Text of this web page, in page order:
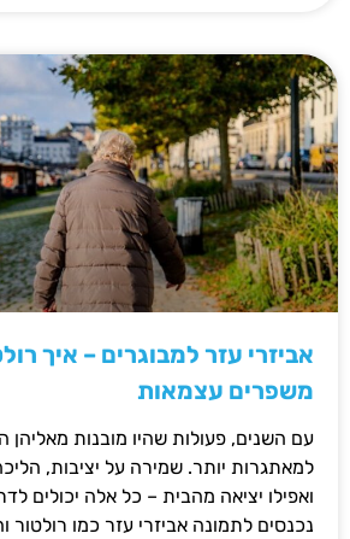
אביזרי עזר למבוגרים – איך
משפרים עצמאות
עם השנים, פעולות שהיו מובנות מאליהן
למאתגרות יותר. שמירה על יציבות,
ואפילו יציאה מהבית – כל אלה יכולים
נכנסים לתמונה אביזרי עזר כמו רולטור